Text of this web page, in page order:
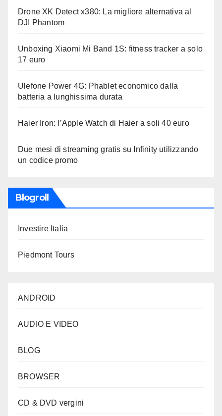
Drone XK Detect x380: La migliore alternativa al
DJI Phantom
Unboxing Xiaomi Mi Band 1S: fitness tracker a solo
17 euro
Ulefone Power 4G: Phablet economico dalla
batteria a lunghissima durata
Haier Iron: l’Apple Watch di Haier a soli 40 euro
Due mesi di streaming gratis su Infinity utilizzando
un codice promo
Blogroll
Investire Italia
Piedmont Tours
ANDROID
AUDIO E VIDEO
BLOG
BROWSER
CD & DVD vergini